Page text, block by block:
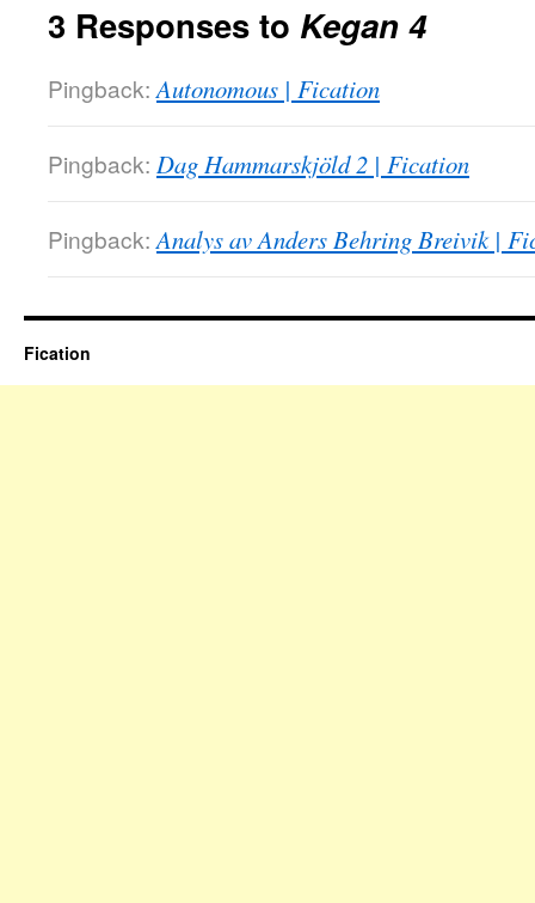
3 Responses to Kegan 4
Pingback: Autonomous | Fication
Pingback: Dag Hammarskjöld 2 | Fication
Pingback: Analys av Anders Behring Breivik |
Fication